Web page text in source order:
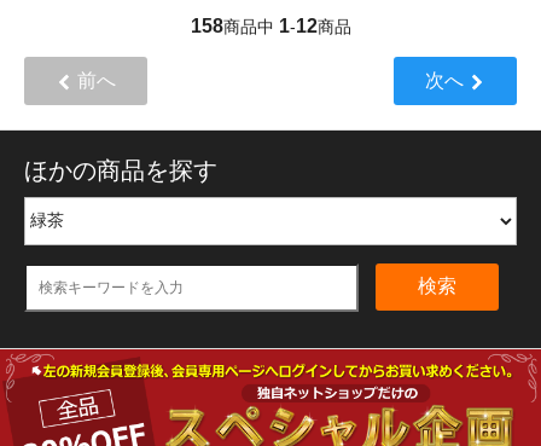
158商品中 1-12商品
前へ 次へ
ほかの商品を探す
検索